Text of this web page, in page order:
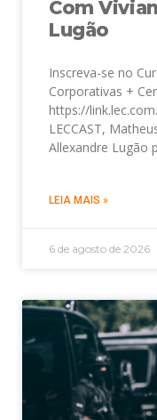
Com
Lugão
Inscreva-se no
Corporativas +
https://
LECCAST,
Allexandre Lugão
LEIA MAIS »
6 de agosto de 2026